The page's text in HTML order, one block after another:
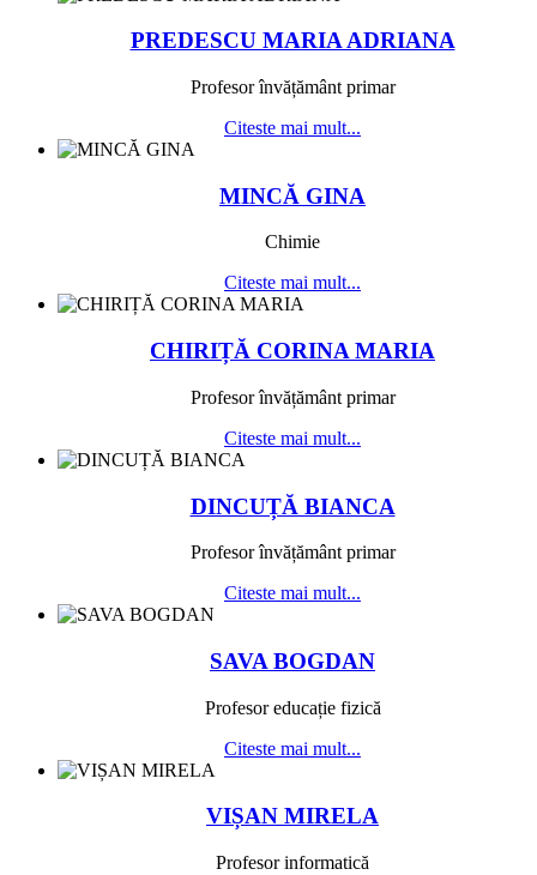
PREDESCU MARIA ADRIANA
Profesor învățământ primar
Citeste mai mult...
MINCĂ GINA
Chimie
Citeste mai mult...
CHIRIȚĂ CORINA MARIA
Profesor învățământ primar
Citeste mai mult...
DINCUȚĂ BIANCA
Profesor învățământ primar
Citeste mai mult...
SAVA BOGDAN
Profesor educație fizică
Citeste mai mult...
VIȘAN MIRELA
Profesor informatică